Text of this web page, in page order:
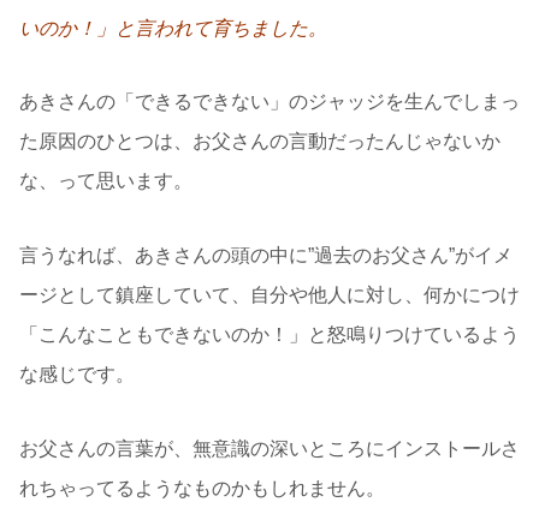
いのか！」と言われて育ちました。
あきさんの「できるできない」のジャッジを生んでしまっ
た原因のひとつは、お父さんの言動だったんじゃないか
な、って思います。
言うなれば、あきさんの頭の中に”過去のお父さん”がイメ
ージとして鎮座していて、自分や他人に対し、何かにつけ
「こんなこともできないのか！」と怒鳴りつけているよう
な感じです。
お父さんの言葉が、無意識の深いところにインストールさ
れちゃってるようなものかもしれません。